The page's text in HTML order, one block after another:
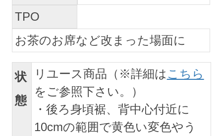
TPO
お茶のお席など改まった場面に
状
態
リユース商品（※詳細は こちら
をご参照下さい。）
・後ろ身頃裾、背中心付近に
10cmの範囲で黄色い変色やう